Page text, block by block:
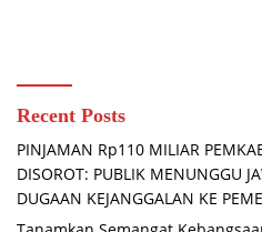
Recent Posts
PINJAMAN Rp110 MILIAR
DISOROT: PUBLIK MENUNGGU
DUGAAN KEJANGGALAN KE